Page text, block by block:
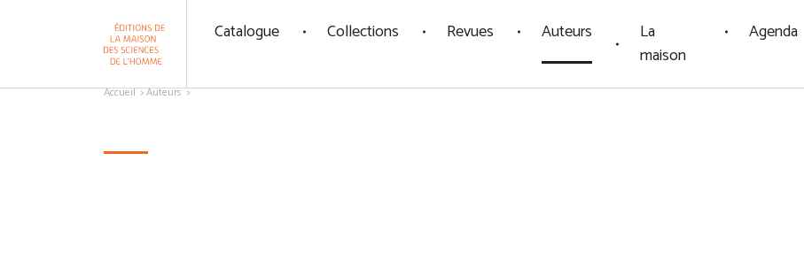
Catalogue Collections Revues Auteurs
La
maison
Agenda
Accueil Auteurs